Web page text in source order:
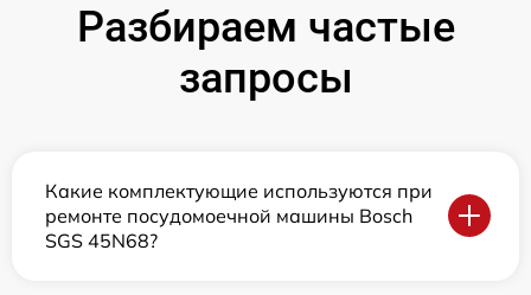
Разбираем частые
запросы
Какие комплектующие используются при
ремонте посудомоечной машины Bosch
SGS 45N68?